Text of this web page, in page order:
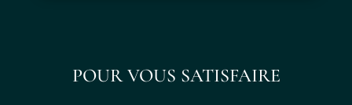
POUR VOUS SATISFAIRE